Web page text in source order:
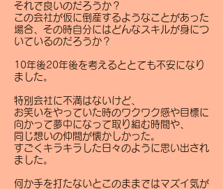
それで良いのだろうか？
この会社が仮に倒産するようなことがあった
場合、その時自分にはどんなスキルが身につ
いているのだろうか？
10年後20年後を考えるととても不安になり
ました。
特別会社に不満はないけど、
お笑いをやっていた時のワクワク感や目標に
向かって夢中になって取り組む時間や、
同じ想いの仲間が懐かしかった。
すごくキラキラした日々のように思い出され
ました。
何か手を打たないとこのままではマズイ気が